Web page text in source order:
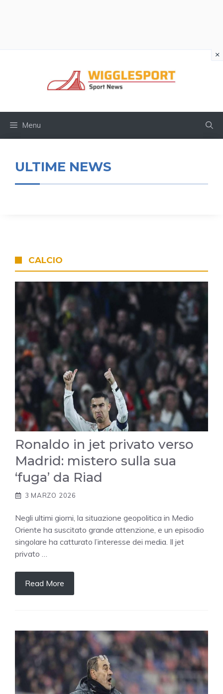
Menu
ULTIME NEWS
CALCIO
Ronaldo in jet privato verso
Madrid: mistero sulla sua
‘fuga’ da Riad
3 MARZO 2026
Negli ultimi giorni, la situazione geopolitica in Medio
Oriente ha suscitato grande attenzione, e un episodio
singolare ha catturato l’interesse dei media. Il jet
privato …
Read More
×